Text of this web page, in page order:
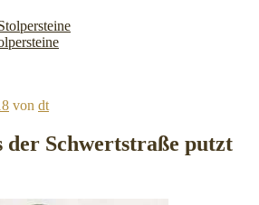
von dt
der Schwertstraße putzt